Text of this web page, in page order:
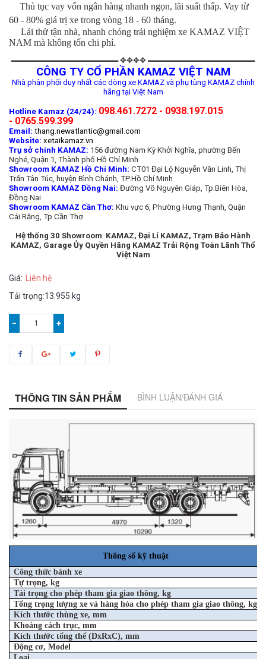
Thủ tục vay vốn ngân hàng nhanh ngọn, lãi suất thấp. Vay từ
60 - 80% giá trị xe trong vòng 18 - 60 tháng.
Lái thử tận nhà, nhanh chóng trải nghiệm xe KAMAZ VIỆT
NAM mà không tốn chi phí.
════════════════════ ✥✥✥✥ ════════════════════
CÔNG TY CỔ PHẦN KAMAZ VIỆT NAM
Nhà phân phối duy nhất các dòng xe KAMAZ và phụ tùng KAMAZ chính
hãng tại Việt Nam
Hotline Kamaz (24/24): 098.461.7272 - 0938.197.015
- 0765.599.399
Email: thang.newatlantic@gmail.com
Website: xetaikamaz.vn
Trụ sở chính KAMAZ: 156 đường Nam Kỳ Khởi Nghĩa, phường Bến
Nghé, Quận 1, Thành phố Hồ Chí Minh
Showroom KAMAZ Hồ Chí Minh: CT01 Đại Lộ Nguyễn Văn Linh, Thị
Trấn Tân Túc, huyện Bình Chánh, TP.Hồ Chí Minh
Showroom KAMAZ Đồng Nai: Đường Võ Nguyên Giáp, Tp.Biên Hòa,
Đồng Nai
Showroom KAMAZ Cần Thơ: Khu vực 6, Phường Hưng Thạnh, Quận
Cái Răng, Tp.Cần Thơ
Hệ thống 30 Showroom KAMAZ, Đại Lí KAMAZ, Trạm Bảo Hành
KAMAZ, Garage Ủy Quyền Hãng KAMAZ Trải Rộng Toàn Lãnh Thổ
Việt Nam
Giá: Liên hệ
Tải trọng:13.955 kg
− +
THÔNG TIN SẢN PHẨM BÌNH LUẬN/ĐÁNH GIÁ
Thông số kỹ thuật
Công thức bánh xe
Tự trọng, kg
Tải trọng cho phép tham gia giao thông, kg
Tổng trọng lượng xe và hàng hóa cho phép tham gia giao thông, kg
Kích thước thùng xe, mm
Khoảng cách trục, mm
Kích thước tổng thể (DxRxC), mm
Động cơ, Model